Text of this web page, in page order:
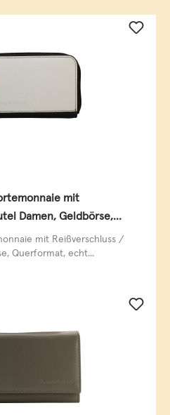
mit
Damen, Geldbörse,
white/red
mit Reißverschluss /
Querformat, echt...